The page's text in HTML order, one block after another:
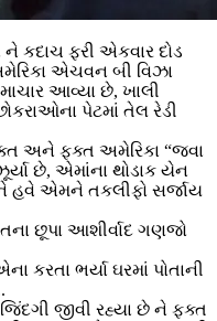
કદાચ ફરી એકવાર દોડ
એચવન બી વિઝા
આવ્યા છે, ખાલી
પેટમાં તેલ રેડી
અને ફક્ત અમેરિકા “જવા
છે, એમાંના થોડાક યેન
હવે એમને તકલીફો સર્જાય
છૂપા આશીર્વાદ ગણજો
કરતા ભર્યા ઘરમાં પોતાની
જીવી રહ્યા છે ને ફક્ત